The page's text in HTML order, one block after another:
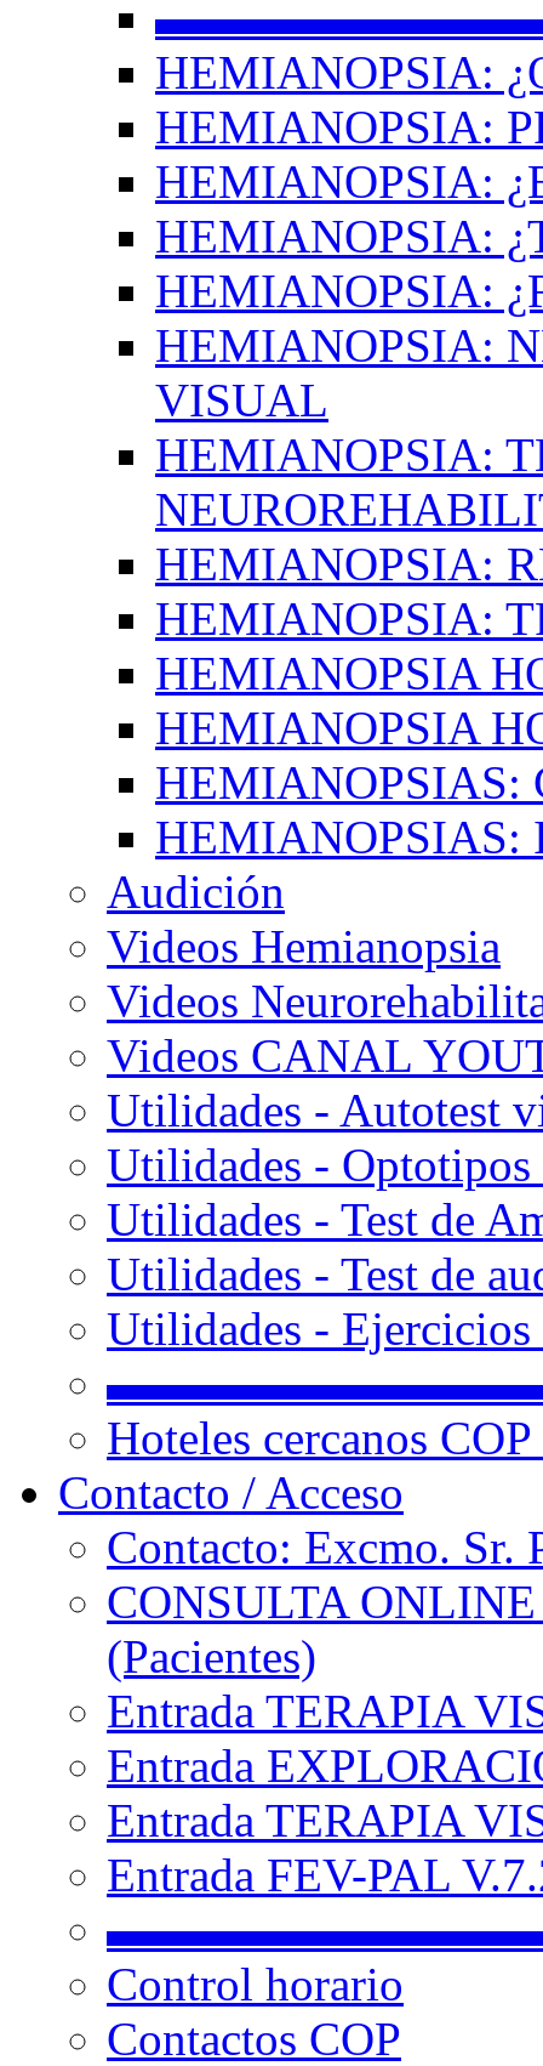
HEMIANOPSIA:
HEMIANOPSIA:
HEMIANOPSIA:
HEMIANOPSIA:
HEMIANOPSIA:
HEMIANOPSIA:
VISUAL
HEMIANOPSIA:
HEMIANOPSIA:
HEMIANOPSIA:
HEMIANOPSIA
HEMIANOPSIA
HEMIANOPSIAS:
HEMIANOPSIAS:
Audición
Videos Hemianopsia
Videos
Videos CANAL
Utilidades - Autotest
Utilidades -
Utilidades - Test de
Utilidades - Test de
Utilidades -
Hoteles cercanos
Contacto / Acceso
Contacto: Excmo. Sr.
CONSULTA
(Pacientes)
Entrada TERAPIA
Entrada
Entrada TERAPIA
Entrada FEV-PAL
Control horario
Contactos COP